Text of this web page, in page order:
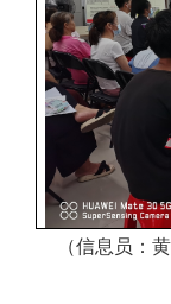
（信息员：